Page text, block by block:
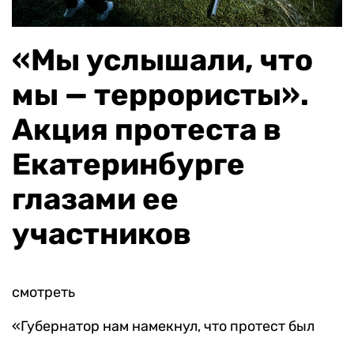
«Мы услышали, что
мы — террористы».
Акция протеста в
Екатеринбурге
глазами ее
участников
смотреть
«Губернатор нам намекнул, что протест был